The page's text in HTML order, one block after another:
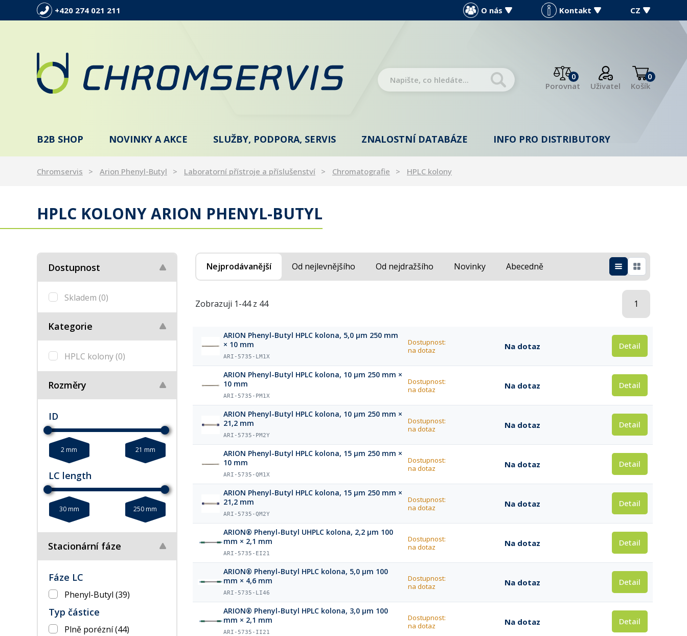
+420 274 021 211 O nás Kontakt CZ
0
Porovnat
Uživatel
0
Košík
B2B SHOP NOVINKY A AKCE SLUŽBY, PODPORA, SERVIS ZNALOSTNÍ DATABÁZE INFO PRO DISTRIBUTORY
Chromservis Arion Phenyl-Butyl Laboratorní přístroje a příslušenství Chromatografie HPLC kolony
HPLC KOLONY ARION PHENYL-BUTYL
Dostupnost
Skladem (0)
Kategorie
HPLC kolony(0)
Rozměry
ID
2 mm 21 mm
LC length
30 mm 250 mm
Stacionární fáze
Fáze LC
Phenyl-Butyl (39)
Typ částice
Plně porézní(44)
Nejprodávanější Od nejlevnějšího Od nejdražšího Novinky Abecedně
Zobrazuji 1-44 z 44 1
ARION Phenyl-Butyl HPLC kolona, 5,0 µm 250 mm
× 10 mm
ARI-5735-LM1X
Dostupnost:
na dotaz
Na dotaz Detail
ARION Phenyl-Butyl HPLC kolona, 10 µm 250 mm ×
10 mm
ARI-5735-PM1X
Dostupnost:
na dotaz
Na dotaz Detail
ARION Phenyl-Butyl HPLC kolona, 10 µm 250 mm ×
21,2 mm
ARI-5735-PM2Y
Dostupnost:
na dotaz
Na dotaz Detail
ARION Phenyl-Butyl HPLC kolona, 15 µm 250 mm ×
10 mm
ARI-5735-QM1X
Dostupnost:
na dotaz
Na dotaz Detail
ARION Phenyl-Butyl HPLC kolona, 15 µm 250 mm ×
21,2 mm
ARI-5735-QM2Y
Dostupnost:
na dotaz
Na dotaz Detail
ARION® Phenyl-Butyl UHPLC kolona, 2,2 µm 100
mm × 2,1 mm
ARI-5735-EI21
Dostupnost:
na dotaz
Na dotaz Detail
ARION® Phenyl-Butyl HPLC kolona, 5,0 µm 100
mm × 4,6 mm
ARI-5735-LI46
Dostupnost:
na dotaz
Na dotaz Detail
ARION® Phenyl-Butyl HPLC kolona, 3,0 µm 100
mm × 2,1 mm
ARI-5735-II21
Dostupnost:
na dotaz
Na dotaz Detail